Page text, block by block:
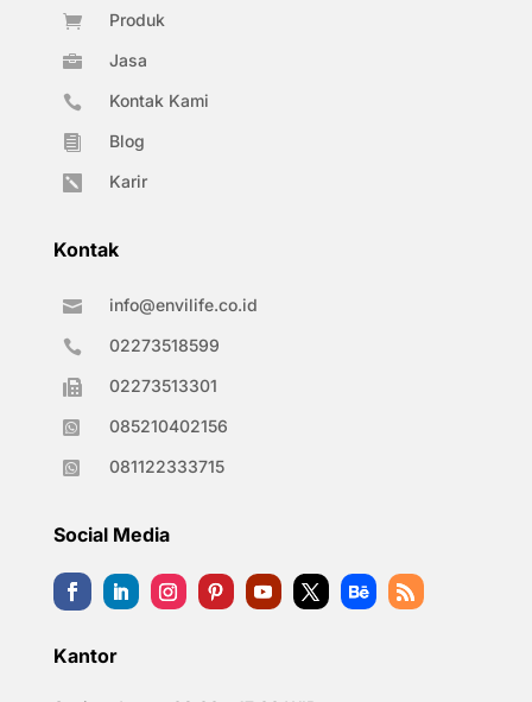
 Produk
 Jasa
 Kontak Kami
 Blog
 Karir
Kontak
 info@envilife.co.id
 02273518599
 02273513301
 085210402156
 081122333715
Social Media
Kantor